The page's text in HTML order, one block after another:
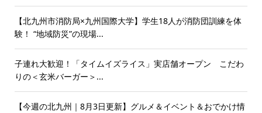
【北九州市消防局×九州国際大学】学生18人が消防団訓練を体
験！ “地域防災”の現場...
子連れ大歓迎！「タイムイズライス」実店舗オープン こだわ
りの＜玄米バーガー＞...
【今週の北九州｜8月3日更新】グルメ＆イベント＆おでかけ情